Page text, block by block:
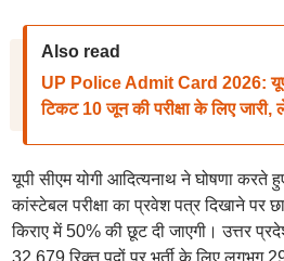
Also read
UP Police Admit Card 2026:
टिकट 10 जून की परीक्षा के लिए
यूपी सीएम योगी आदित्यनाथ ने घोषणा करते
कांस्टेबल परीक्षा का प्रवेश पत्र दिखाने पर
किराए में 50% की छूट दी जाएगी। उत्तर
32,679 रिक्त पदों पर भर्ती के लिए लगभग